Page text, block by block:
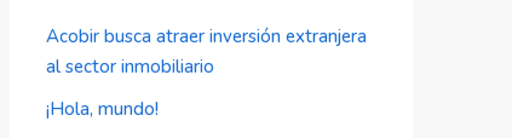
Acobir busca atraer inversión extranjera
al sector inmobiliario
¡Hola, mundo!